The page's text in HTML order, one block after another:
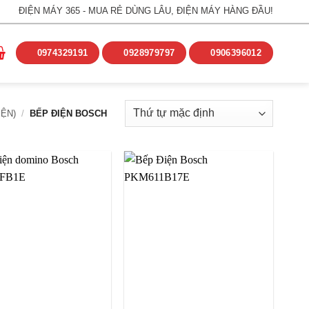
ĐIỆN MÁY 365 - MUA RẺ DÙNG LÂU, ĐIỆN MÁY HÀNG ĐẦU!
0974329191 0928979797 0906396012
/ BẾP ĐIỆN BOSCH